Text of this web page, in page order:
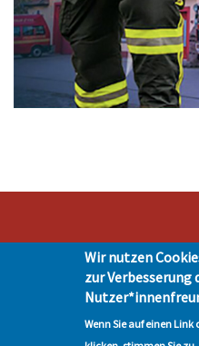
Stadt Hohen Neuendorf •
Telefon
Impressum|Presse| Datenschutz|
vorbehalten -
Wir nutzen
zur Verbesserung
Wenn Sie auf einen Link